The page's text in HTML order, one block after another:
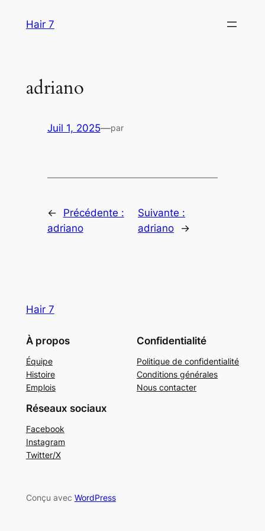
Hair 7
adriano
Juil 1, 2025—par
←
Précédente :
adriano
Suivante :
adriano
→
Hair 7
À propos
Équipe
Histoire
Emplois
Confidentialité
Politique de confidentialité
Conditions générales
Nous contacter
Réseaux sociaux
Facebook
Instagram
Twitter/X
Conçu avec WordPress